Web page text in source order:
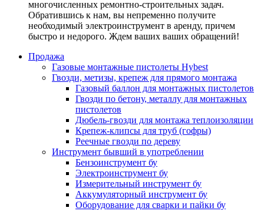
многочисленных ремонтно-строительных задач.
Обратившись к нам, вы непременно получите
необходимый электроинструмент в аренду, причем
быстро и недорого. Ждем ваших ваших обращений!
Продажа
Газовые монтажные пистолеты Hybest
Гвозди, метизы, крепеж для прямого монтажа
Газовый баллон для монтажных пистолетов
Гвозди по бетону, металлу для монтажных
пистолетов
Дюбель-гвозди для монтажа теплоизоляции
Крепеж-клипсы для труб (гофры)
Реечные гвозди по дереву
Инструмент бывший в употреблении
Бензоинструмент бу
Электроинструмент бу
Измерительный инструмент бу
Аккумуляторный инструмент бу
Оборудование для сварки и пайки бу